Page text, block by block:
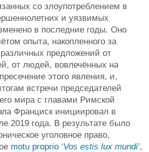
со злоупотреблением в
и уязвимых
в последние годы. Оно
опыта, накопленного за
предложений от
от людей, вовлечённых на
этого явления, и,
встречи председателей
мира с главами Римской
Франциск инициировал в
2019 года. В результате было
уголовное право,
motu proprio ‘Vos estis lux mundi’,